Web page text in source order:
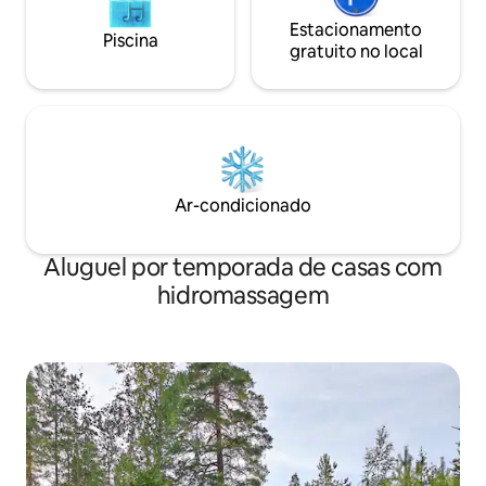
Piscina
Estacionamento
gratuito no local
Ar-condicionado
Aluguel por temporada de casas com
hidromassagem